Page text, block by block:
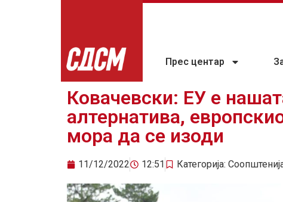
Прес центар
Ковачевски: ЕУ е
алтернатива,
мора да се изоди
11/12/2022 12:51 Категорија: